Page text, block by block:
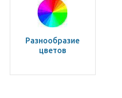
Разнообразие
цветов